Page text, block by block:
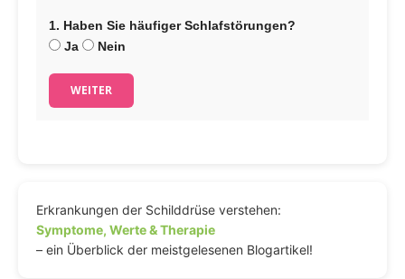
1. Haben Sie häufiger Schlafstörungen?
Ja
Nein
WEITER
Erkrankungen der Schilddrüse verstehen:
Symptome, Werte & Therapie
– ein Überblick der meistgelesenen Blogartikel!